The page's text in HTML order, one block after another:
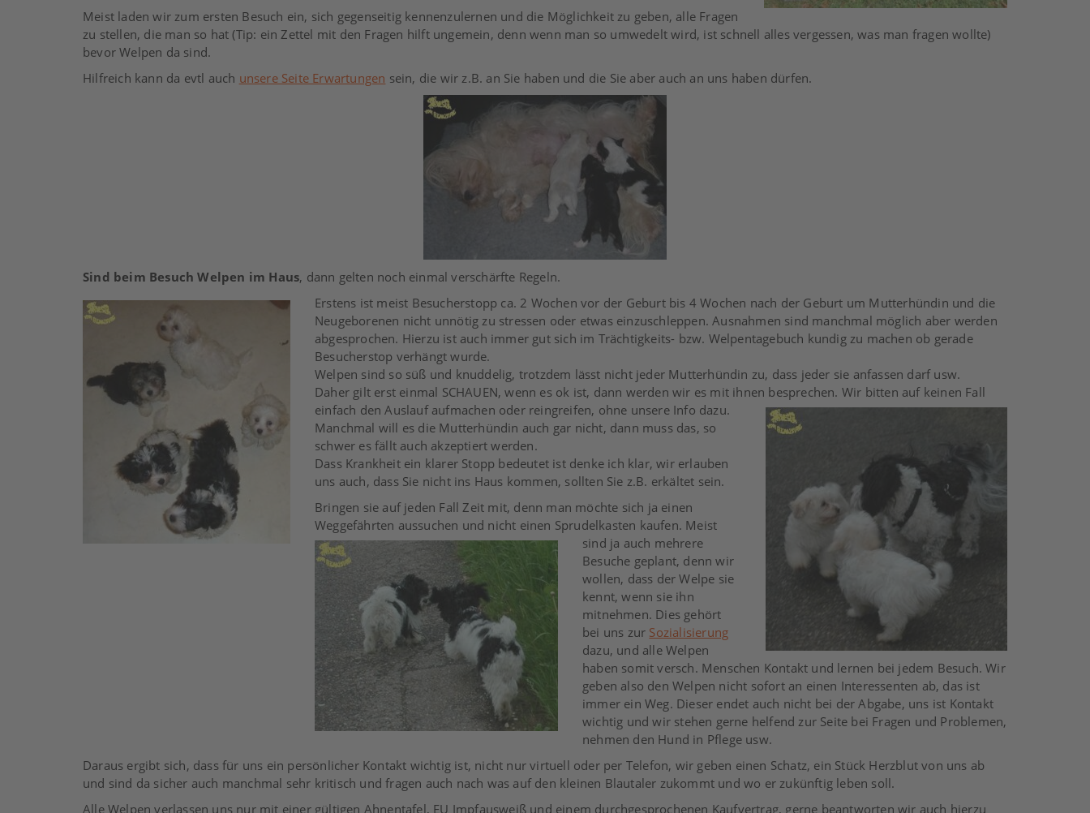
Meist laden wir zum ersten Besuch ein, sich gegenseitig kennenzulernen und die Möglichkeit zu geben, alle Fragen
zu stellen, die man so hat (Tip: ein Zettel mit den Fragen hilft ungemein, denn wenn man so umwedelt wird, ist schnell alles vergessen, was man fragen wollte)
bevor Welpen da sind.
Hilfreich kann da evtl auch unsere Seite Erwartungen sein, die wir z.B. an Sie haben und die Sie aber auch an uns haben dürfen.
Sind beim Besuch Welpen im Haus, dann gelten noch einmal verschärfte Regeln.
Erstens ist meist Besucherstopp ca. 2 Wochen vor der Geburt bis 4 Wochen nach der Geburt um Mutterhündin und die
Neugeborenen nicht unnötig zu stressen oder etwas einzuschleppen. Ausnahmen sind manchmal möglich aber werden
abgesprochen. Hierzu ist auch immer gut sich im Trächtigkeits- bzw. Welpentagebuch kundig zu machen ob gerade
Besucherstop verhängt wurde.
Welpen sind so süß und knuddelig, trotzdem lässt nicht jeder Mutterhündin zu, dass jeder sie anfassen darf usw.
Daher gilt erst einmal SCHAUEN, wenn es ok ist, dann werden wir es mit ihnen besprechen. Wir bitten auf keinen Fall
einfach den Auslaufaufmachen oder reingreifen, ohne unsere Info dazu.
Manchmal will es die Mutterhündin auch gar nicht, dann muss das, so
schwer es fällt auch akzeptiert werden.
Dass Krankheit ein klarer Stopp bedeutet ist denke ich klar, wir erlauben
uns auch, dass Sie nicht ins Haus kommen, sollten Sie z.B. erkältet sein.
Bringen sie auf jeden Fall Zeit mit, denn man möchte sich ja einen
Weggefährten aussuchen und nicht einen Sprudelkasten kaufen. Meist
sind ja auch mehrere
Besuche geplant, denn wir
wollen, dass der Welpe sie
kennt, wenn sie ihn
mitnehmen. Dies gehört
bei uns zur Sozialisierung
dazu, und alle Welpen
haben somit versch. Menschen Kontakt und lernen bei jedem Besuch. Wir
geben also den Welpen nicht sofort an einen Interessenten ab, das ist
immer ein Weg. Dieser endet auch nicht bei der Abgabe, uns ist Kontakt
wichtig und wir stehen gerne helfend zur Seite bei Fragen und Problemen,
nehmen den Hund in Pflege usw.
Daraus ergibt sich, dass für uns ein persönlicher Kontakt wichtig ist, nicht nur virtuell oder per Telefon, wir geben einen Schatz, ein Stück Herzblut von uns ab
und sind da sicher auch manchmal sehr kritisch und fragen auch nach was auf den kleinen Blautaler zukommt und wo er zukünftig leben soll.
Alle Welpen verlassen uns nur mit einer gültigen Ahnentafel, EU Impfausweiß und einem durchgesprochenen Kaufvertrag, gerne beantworten wir auch hierzu